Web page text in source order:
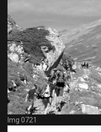
Img 0721